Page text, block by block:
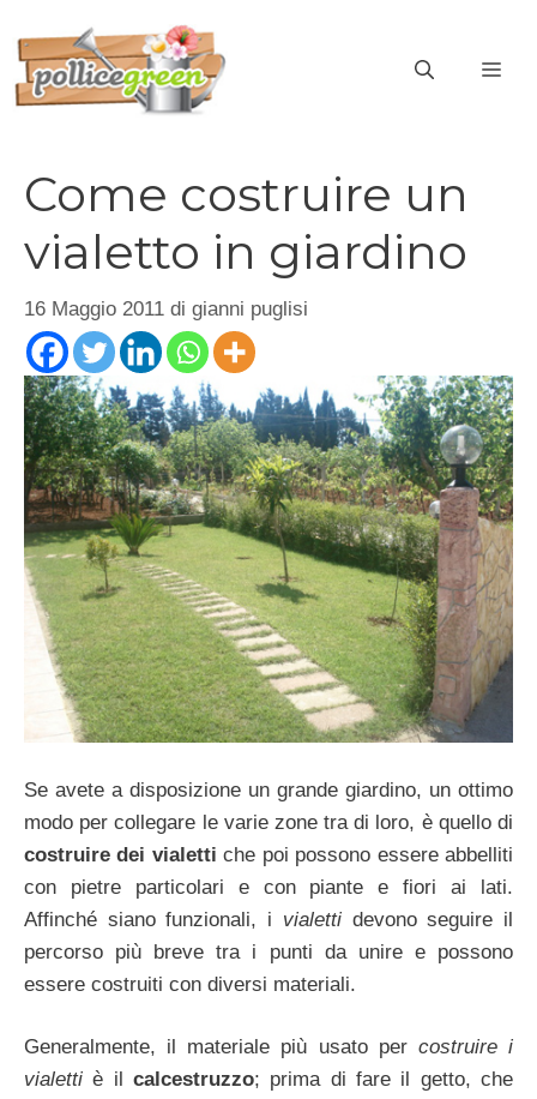
contenuto
Come costruire un
vialetto in giardino
16 Maggio 2011 di gianni puglisi
Se avete a disposizione un grande giardino, un ottimo
modo per collegare le varie zone tra di loro, è quello di
costruire dei vialetti che poi possono essere abbelliti
con pietre particolari e con piante e fiori ai lati.
Affinché siano funzionali, i vialettidevono seguire il
percorso più breve tra i punti da unire e possono
essere costruiti con diversi materiali.
Generalmente, il materiale più usato per costruire i
vialetti è il calcestruzzo; prima di fare il getto, che